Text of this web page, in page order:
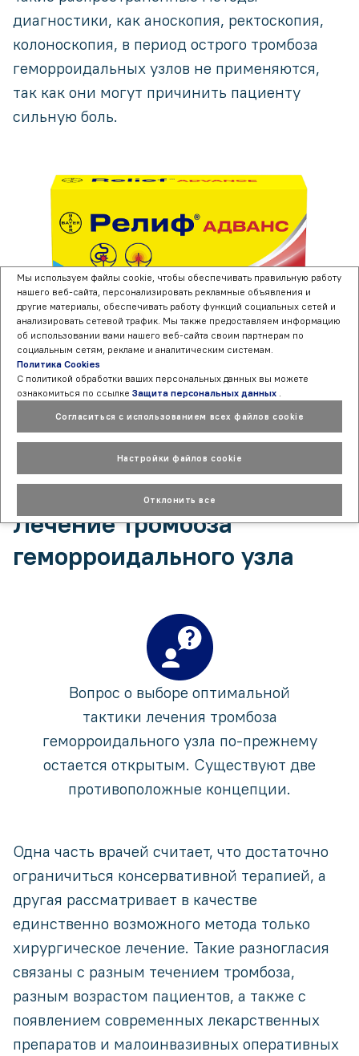
диагностики, как аноскопия, ректоскопия,
колоноскопия, в период острого тромбоза
геморроидальных узлов не применяются,
так как они могут причинить пациенту
сильную боль.
Свечи Релиф® Адванс
При выраженном болевом синдроме
Узнать больше
Лечение тромбоза
геморроидального узла
Вопрос о выборе оптимальной
тактики лечения тромбоза
геморроидального узла по-прежнему
остается открытым. Существуют две
противоположные концепции.
Одна часть врачей считает, что достаточно
ограничиться консервативной терапией, а
другая рассматривает в качестве
единственно возможного метода только
хирургическое лечение. Такие разногласия
связаны с разным течением тромбоза,
разным возрастом пациентов, а также с
появлением современных лекарственных
препаратов и малоинвазивных оперативных
Мы используем файлы cookie, чтобы обеспечивать правильную работу
нашего веб-сайта, персонализировать рекламные объявления и
другие материалы, обеспечивать работу функций социальных сетей и
анализировать сетевой трафик. Мы также предоставляем информацию
об использовании вами нашего веб-сайта своим партнерам по
социальным сетям, рекламе и аналитическим системам.
Политика Cookies
С политикой обработки ваших персональных данных вы можете
ознакомиться по ссылке Защита персональных данных
Согласиться с использованием всех файлов cookie
Настройки файлов cookie
Отклонить все